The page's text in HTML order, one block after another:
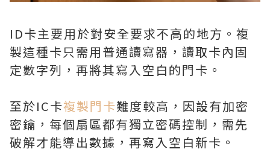
ID卡主要用於對安全要求不高的地方。複
製這種卡只需用普通讀寫器，讀取卡內固
定數字列，再將其寫入空白的門卡。
至於IC卡複製門卡難度較高，因設有加密
密鑰，每個扇區都有獨立密碼控制，需先
破解才能導出數據，再寫入空白新卡。